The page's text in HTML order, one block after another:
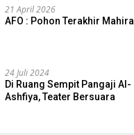
21 April 2026
AFO : Pohon Terakhir Mahira
24 Juli 2024
Di Ruang Sempit Pangaji Al-
Ashfiya, Teater Bersuara